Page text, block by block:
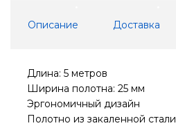
Описание Доставка
Длина: 5 метров
Ширина полотна: 25 мм
Эргономичный дизайн
Полотно из закаленной стали